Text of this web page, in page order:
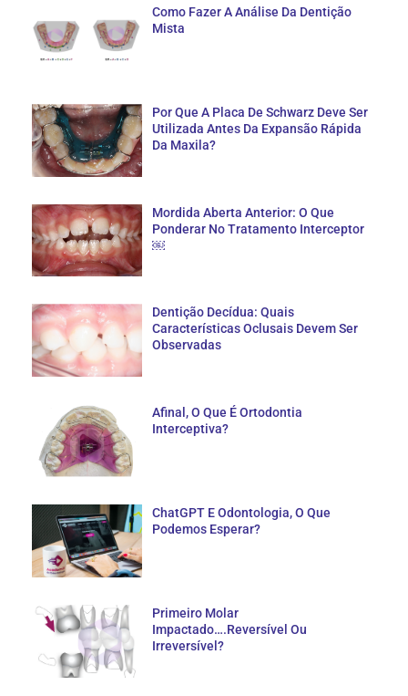
Como Fazer A Análise Da Dentição
Mista
Por Que A Placa De Schwarz Deve Ser
Utilizada Antes Da Expansão Rápida
Da Maxila?
Mordida Aberta Anterior: O Que
Ponderar No Tratamento Interceptor
￼
Dentição Decídua: Quais
Características Oclusais Devem Ser
Observadas
Afinal, O Que É Ortodontia
Interceptiva?
ChatGPT E Odontologia, O Que
Podemos Esperar?
Primeiro Molar
Impactado….Reversível Ou
Irreversível?